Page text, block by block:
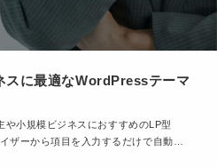
スに最適なWordPressテーマ
ザーから項目を入力するだけで自動…